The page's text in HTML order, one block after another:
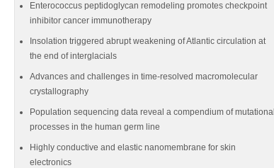
Enterococcus peptidoglycan remodeling promotes checkpoint
inhibitor cancer immunotherapy
Insolation triggered abrupt weakening of Atlantic circulation at
the end of interglacials
Advances and challenges in time-resolved macromolecular
crystallography
Population sequencing data reveal a compendium of mutational
processes in the human germ line
Highly conductive and elastic nanomembrane for skin
electronics